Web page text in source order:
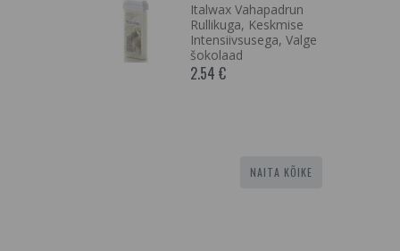
Italwax Vahapadrun
Rullikuga, Keskmise
Intensiivsusega, Valge
šokolaad
2.54 €
NAITA KÕIKE